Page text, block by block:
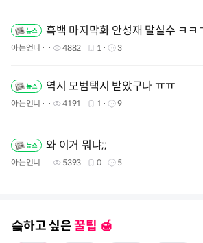
흑백 마지막화 안성재 말실수 ㅋㅋ
아는언니 4882 1 3
역시 모범택시 받았구나 ㅠㅠ
아는언니 4191 1 9
와 이거 뭐냐;;
아는언니 5393 0 5
슼하고 싶은꿀팁 🍯️